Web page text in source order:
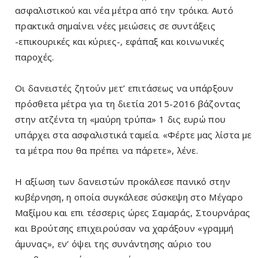
ασφαλιστικού και νέα μέτρα από την τρόικα. Αυτό
πρακτικά σημαίνει νέες μειώσεις σε συντάξεις
-επικουρικές και κύριες-, εφάπαξ και κοινωνικές
παροχές.
Οι δανειστές ζητούν μετ’ επιτάσεως να υπάρξουν
πρόσθετα μέτρα για τη διετία 2015-2016 βάζοντας
στην ατζέντα τη «μαύρη τρύπα» 1 δις ευρώ που
υπάρχει στα ασφαλιστικά ταμεία. «Φέρτε μας λίστα με
τα μέτρα που θα πρέπει να πάρετε», λένε.
Η αξίωση των δανειστών προκάλεσε πανικό στην
κυβέρνηση, η οποία συγκάλεσε σύσκεψη στο Μέγαρο
Μαξίμου και επι τέσσερις ώρες Σαμαράς, Στουρνάρας
και Βρούτσης επιχειρούσαν να χαράξουν «γραμμή
άμυνας», εν’ όψει της συνάντησης αύριο του